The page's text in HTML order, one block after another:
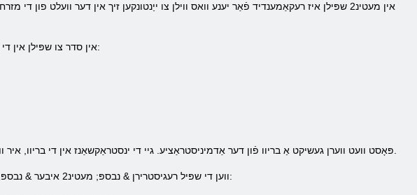
אין מעטינ2 שפּילן איז רעקאַמענדיד פֿאַר יענע וואס ווילן צו ייַנטונקען זיך אין דער וועלט
אין סדר צו שפּילן אין די & נבספּ; מעטינ2, ערשטער איר מוזן זיין דורכגעגאנגען מעטינ2 רעגיסטראַציע. פֿאַר דעם צוועק:
ווען די שפּיל רעגיסטרירן & נבספּ; מעטינ2 איבער & נבספּ; אָנליין מעטינ2 דאַרפן איר צו נאָענט די ייַנמאָנטירונג אויף אייער קאָמפּיוטער. פֿאַר דעם צוועק: